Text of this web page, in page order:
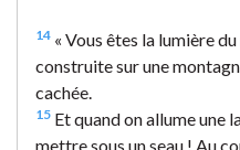
14 « Vous êtes la lumière
construite sur une
cachée.
15 Et quand on allume une
mettre sous un seau ! Au